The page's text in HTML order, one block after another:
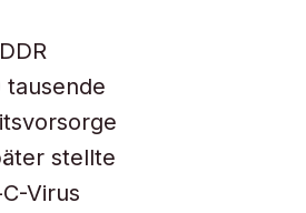
stellte
Virus